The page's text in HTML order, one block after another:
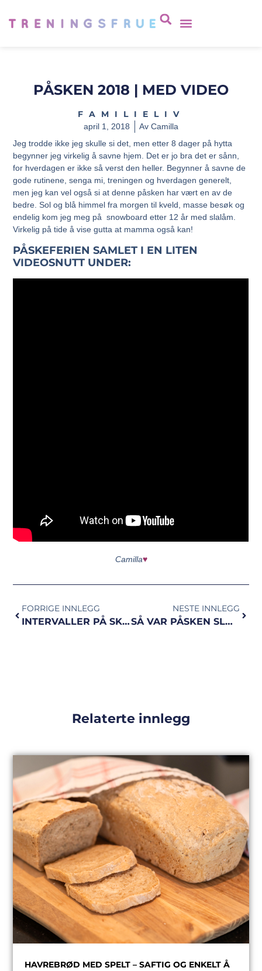
PÅSKEN 2018 | MED VIDEO
FAMILIELIV
april 1, 2018 Av Camilla
Jeg trodde ikke jeg skulle si det, men etter 8 dager på hytta
begynner jeg virkelig å savne hjem. Det er jo bra det er sånn,
for hverdagen er ikke så verst den heller. Begynner å savne de
gode rutinene, senga mi, treningen og hverdagen generelt,
men jeg kan vel også si at denne påsken har vært en av de
bedre. Sol og blå himmel fra morgen til kveld, masse besøk og
endelig kom jeg meg på snowboard etter 12 år med slalåm.
Virkelig på tide å vise gutta at mamma også kan!
PÅSKEFERIEN SAMLET I EN LITEN
VIDEOSNUTT UNDER:
Camilla♥
FORRIGE INNLEGG
INTERVALLER PÅ SKI | fra selveste Melina Meyer Magulas
NESTE INNLEGG
SÅ VAR PÅSKEN SLUTT
Relaterte innlegg
HAVREBRØD MED SPELT – SAFTIG OG ENKELT Å